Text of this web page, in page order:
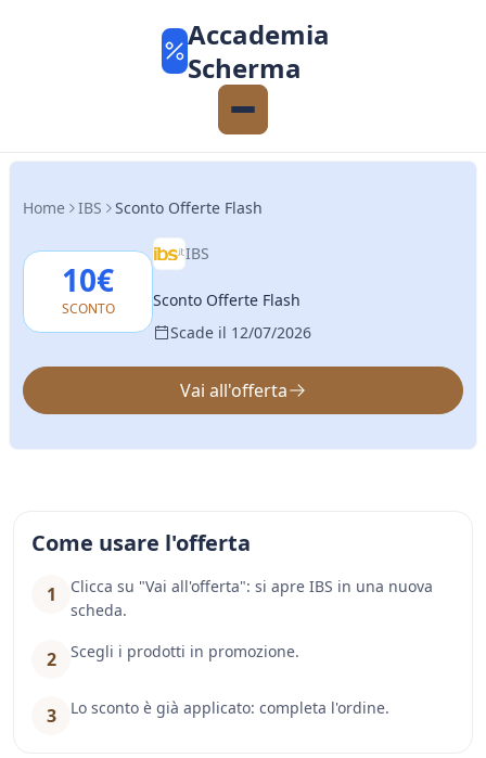
Accademia
Scherma
Home IBS Sconto Offerte Flash
10€
SCONTO
IBS
Sconto Offerte Flash
Scade il 12/07/2026
Vai all'offerta
Come usare l'offerta
1
Clicca su "Vai all'offerta": si apre IBS in una nuova
scheda.
2 Scegli i prodotti in promozione.
3 Lo sconto è già applicato: completa l'ordine.